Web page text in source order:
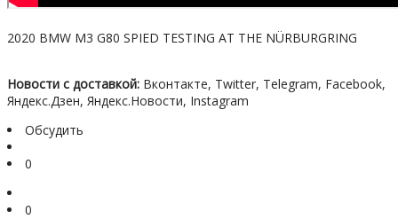
2020 BMW M3 G80 SPIED TESTING AT THE NÜRBURGRING
Новости с доставкой: Вконтакте, Twitter, Telegram, Facebook,
Яндекс.Дзен, Яндекс.Новости, Instagram
Обсудить
0
0